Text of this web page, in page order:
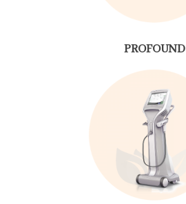
PROFOUND